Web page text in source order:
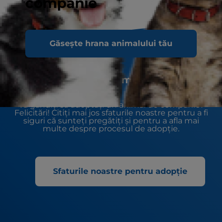
Găsește hrana animalului tău
Adoptați un nou cel mai bun prieten
Vă gândiți să adoptați un animal de companie?
Felicitări! Citiți mai jos sfaturile noastre pentru a fi
siguri că sunteți pregătiți și pentru a afla mai
multe despre procesul de adopție.
Sfaturile noastre pentru adopție